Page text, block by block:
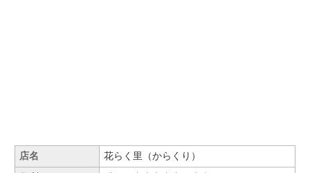
店名 花らく里（からくり）